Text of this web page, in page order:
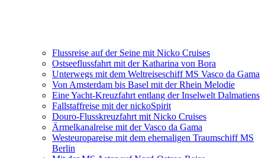
Flussreise auf der Seine mit Nicko Cruises
Ostseeflussfahrt mit der Katharina von Bora
Unterwegs mit dem Weltreiseschiff MS Vasco da Gama
Von Amsterdam bis Basel mit der Rhein Melodie
Eine Yacht-Kreuzfahrt entlang der Inselwelt Dalmatiens
Fallstaffreise mit der nickoSpirit
Douro-Flusskreuzfahrt mit Nicko Cruises
Ärmelkanalreise mit der Vasco da Gama
Westeuropareise mit dem ehemaligen Traumschiff MS
Berlin